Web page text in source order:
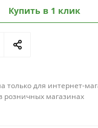
Купить в 1 клик
только для интернет-
розничных магазинах